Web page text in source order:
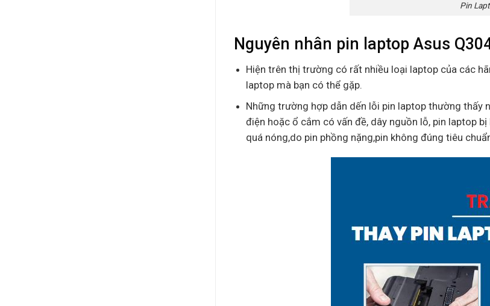
Pin
Nguyên nhân pin laptop Asus
Hiện trên thị trường có rất nhiều loại laptop của các
laptop mà bạn có thể gặp.
Những trường hợp dẫn dến lỗi pin laptop thường thấy
điện hoặc ổ cắm có vấn đề, dây nguồn lỗ, pin laptop
quá nóng,do pin phồng nặng,pin không đúng tiêu